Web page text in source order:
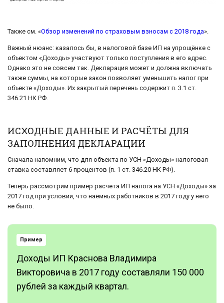
Также см. «Обзор изменений по страховым взносам с 2018 года».
Важный нюанс: казалось бы, в налоговой базе ИП на упрощёнке с
объектом «Доходы» участвуют только поступления в его адрес.
Однако это не совсем так. Декларация может и должна включать
также суммы, на которые закон позволяет уменьшить налог при
объекте «Доходы». Их закрытый перечень содержит п. 3.1 ст.
346.21 НК РФ.
ИСХОДНЫЕ ДАННЫЕ И РАСЧЁТЫ ДЛЯ
ЗАПОЛНЕНИЯ ДЕКЛАРАЦИИ
Сначала напомним, что для объекта по УСН «Доходы» налоговая
ставка составляет 6 процентов (п. 1 ст. 346.20 НК РФ).
Теперь рассмотрим пример расчета ИП налога на УСН «Доходы» за
2017 год при условии, что наёмных работников в 2017 году у него
не было.
Пример
Доходы ИП Краснова Владимира
Викторовича в 2017 году составляли 150 000
рублей за каждый квартал.